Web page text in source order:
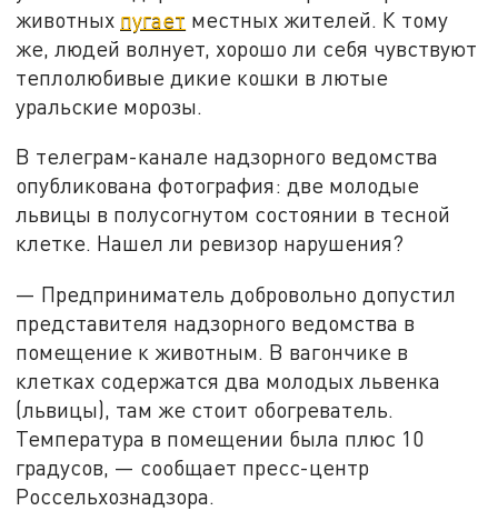
животных пугает местных жителей. К тому
же, людей волнует, хорошо ли себя чувствуют
теплолюбивые дикие кошки в лютые
уральские морозы.
В телеграм-канале надзорного ведомства
опубликована фотография: две молодые
львицы в полусогнутом состоянии в тесной
клетке. Нашел ли ревизор нарушения?
— Предприниматель добровольно допустил
представителя надзорного ведомства в
помещение к животным. В вагончике в
клетках содержатся два молодых львенка
(львицы), там же стоит обогреватель.
Температура в помещении была плюс 10
градусов, — сообщает пресс-центр
Россельхознадзора.